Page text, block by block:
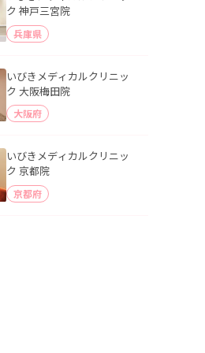
ク 神戸三宮院
兵庫県
いびきメディカルクリニッ
ク 大阪梅田院
大阪府
いびきメディカルクリニッ
ク 京都院
京都府